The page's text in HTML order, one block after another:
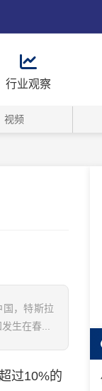
行业观察
视频
，特斯拉
生在春...
过10%的